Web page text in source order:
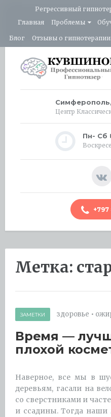
Регрессивный
Главная
Проблемы
Блог Отзывы о гипнотерапии
Центр
Пн- Сб
+797
Метка:
ЗАМЕТКИ здоровье •
Время —
плохой
Наверное, все мы в
деревьям, гасали на
со сверстниками и
и ссадины. Тогда